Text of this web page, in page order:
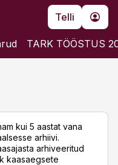
Telli
TARK TÖÖSTUS
kui 5 aastat vana
arhiivi.
arhiveeritud
kaasaegsete